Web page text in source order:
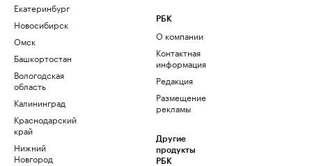
Екатеринбург
Новосибирск
Омск
Башкортостан
Вологодская
область
Калининград
Краснодарский
край
Нижний
Новгород
РБК
О компании
Контактная
информация
Редакция
Размещение
рекламы
Другие
продукты
РБК